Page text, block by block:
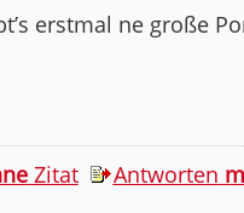
erstmal ne große
Zitat Antworten